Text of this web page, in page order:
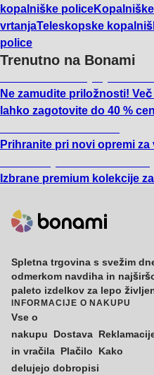
kopalniške police
vrtanjaTeleskopske
police
Trenutno na Bonami
Ne zamudite priložnosti!
lahko zagotovite do 40 %
Prihranite pri novi opremi
Izbrane premium kolekcije
Spletna trgovina s svežim
odmerkom navdiha in
paleto izdelkov za lepo
INFORMACIJE O NAKUPU
Vse o
nakupu
Dostava
in vračila Plačilo
Kako
delujejo dobropisi